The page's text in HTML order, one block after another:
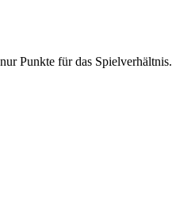
Punkte für das Spielverhältnis.